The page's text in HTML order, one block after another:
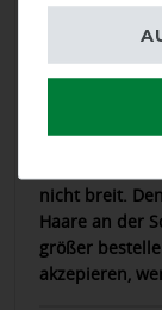
Leider ist die
gesamte
nicht breit.
Haare an der
größer
akzepieren,